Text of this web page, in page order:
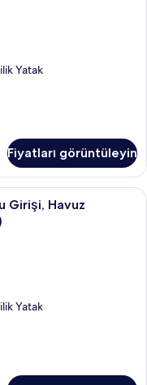
Yatak
Fiyatları görüntüleyin
odada kasa, masa, güneşlik/
Girişi, Havuz
Yatak